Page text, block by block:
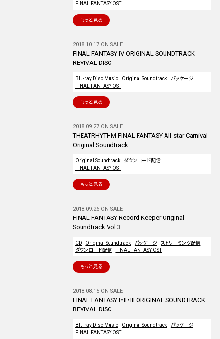
FINAL FANTASY OST
もっと見る
2018.10.17 ON SALE
FINAL FANTASY IV ORIGINAL SOUNDTRACK
REVIVAL DISC
Blu-ray Disc Music Original Soundtrack
パッケージ
FINAL FANTASY OST
もっと見る
2018.09.27 ON SALE
THEATRHYTHM FINAL FANTASY All-star Carnival
Original Soundtrack
Original Soundtrack
ダウンロード配信
FINAL FANTASY OST
もっと見る
2018.09.26 ON SALE
FINAL FANTASY Record Keeper Original
Soundtrack Vol.3
CD Original Soundtrack パッケージ
ストリーミング配信
ダウンロード配信
FINAL FANTASY OST
もっと見る
2018.08.15 ON SALE
FINAL FANTASY I・II・III ORIGINAL SOUNDTRACK
REVIVAL DISC
Blu-ray Disc Music Original Soundtrack
パッケージ
FINAL FANTASY OST